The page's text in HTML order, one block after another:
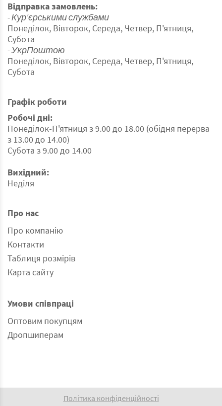
Відправка замовлень:
- Кур'єрськими службами
Понеділок, Вівторок, Середа, Четвер, П'ятниця,
Субота
- УкрПоштою
Понеділок, Вівторок, Середа, Четвер, П'ятниця,
Субота
Графік роботи
Робочі дні:
Понеділок-П'ятниця з 9.00 до 18.00 (обідня перерва
з 13.00 до 14.00)
Субота з 9.00 до 14.00
Вихідний:
Неділя
Про нас
Про компанію
Контакти
Таблиця розмірів
Карта сайту
Умови співпраці
Оптовим покупцям
Дропшиперам
Політика конфіденційності